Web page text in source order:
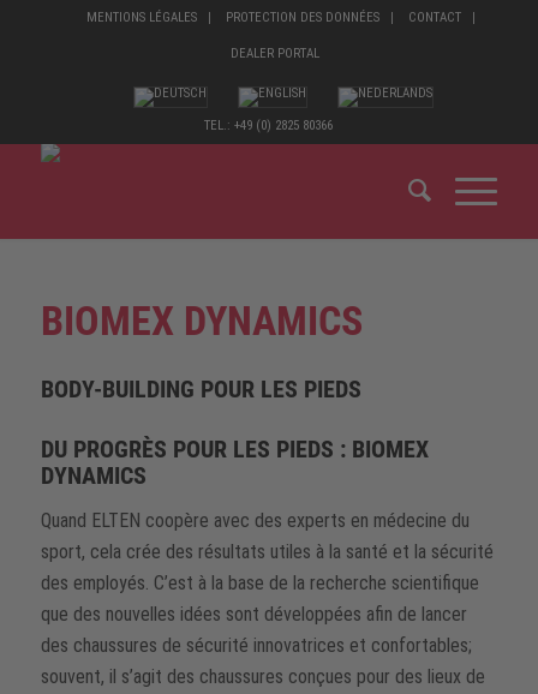
MENTIONS LÉGALES PROTECTION DES DONNÉES CONTACT
DEALER PORTAL
TEL.: +49 (0) 2825 80366
BIOMEX DYNAMICS
BODY-BUILDING POUR LES PIEDS
DU PROGRÈS POUR LES PIEDS : BIOMEX
DYNAMICS
Quand ELTEN coopère avec des experts en médecine du
sport, cela crée des résultats utiles à la santé et la sécurité
des employés. C’est à la base de la recherche scientifique
que des nouvelles idées sont développées afin de lancer
des chaussures de sécurité innovatrices et confortables;
souvent, il s’agit des chaussures conçues pour des lieux de